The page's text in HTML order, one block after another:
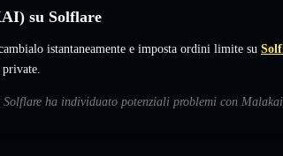
su Solflare
istantaneamente e imposta ordini limite su
ha individuato potenziali problemi con